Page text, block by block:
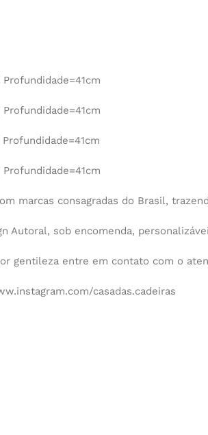
marcas consagradas do Brasil,
Autoral, sob encomenda,
gentileza entre em contato com o
casadas.cadeiras